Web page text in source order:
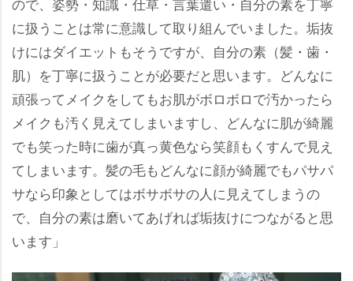
に扱うことは常に意識して取り組んでいました。垢抜
けにはダイエットもそうですが、自分の素（髪・歯・
肌）を丁寧に扱うことが必要だと思います。どんなに
頑張ってメイクをしてもお肌がボロボロで汚かったら
メイクも汚く見えてしまいますし、どんなに肌が綺麗
でも笑った時に歯が真っ黄色なら笑顔もくすんで見え
てしまいます。髪の毛もどんなに顔が綺麗でもパサパ
サなら印象としてはボサボサの人に見えてしまうの
で、自分の素は磨いてあげれば垢抜けにつながると思
います」